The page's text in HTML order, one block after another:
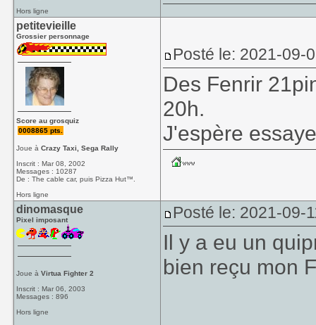
Hors ligne
petitevieille
Grossier personnage
Score au grosquiz
0008865 pts.
Joue àCrazy Taxi, Sega Rally
Inscrit : Mar 08, 2002
Messages : 10287
De : The cable car, puis Pizza Hut™.
Hors ligne
Posté le: 2021-09-
Des Fenrir
20h.
J'espère
dinomasque
Pixel imposant
Joue àVirtua Fighter 2
Inscrit : Mar 06, 2003
Messages : 896
Hors ligne
Posté le: 2021-09-
Il y a eu un
bien reçu mon